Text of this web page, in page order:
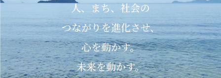
人、まち、社会の
つながりを進化させ、
心を動かす。
未来を動かす。